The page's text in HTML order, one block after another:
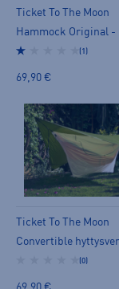
Ticket To The Moon
(1)
69,90 €
Ticket To The Moon
(0)